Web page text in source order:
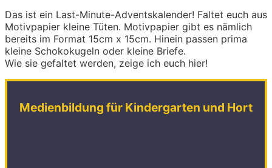
Das ist ein Last-Minute-Adventskalender! Faltet euch aus
Motivpapier kleine Tüten. Motivpapier gibt es nämlich
bereits im Format 15cm x 15cm. Hinein passen prima
kleine Schokokugeln oder kleine Briefe.
Wie sie gefaltet werden, zeige ich euch hier!
Medienbildung für Kindergarten und Hort